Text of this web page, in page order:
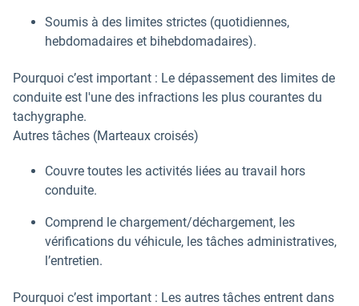
Soumis à des limites strictes (quotidiennes,
hebdomadaires et bihebdomadaires).
Pourquoi c’est important : Le dépassement des limites de
conduite est l'une des infractions les plus courantes du
tachygraphe.
Autres tâches (Marteaux croisés)
Couvre toutes les activités liées au travail hors
conduite.
Comprend le chargement/déchargement, les
vérifications du véhicule, les tâches administratives,
l’entretien.
Pourquoi c’est important : Les autres tâches entrent dans